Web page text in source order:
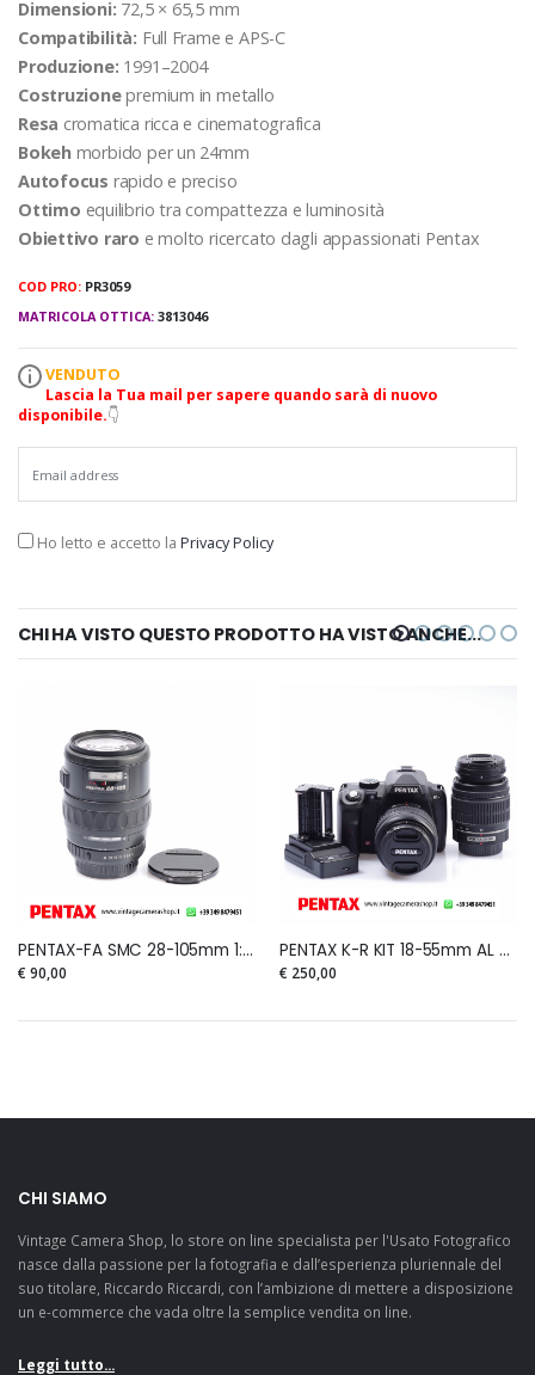
Dimensioni: 72,5 × 65,5 mm
Compatibilità: Full Frame e APS-C
Produzione: 1991–2004
Costruzionepremium in metallo
Resa cromatica ricca e cinematografica
Bokehmorbido per un 24mm
Autofocus rapido e preciso
Ottimo equilibrio tra compattezza e luminosità
Obiettivo raro e molto ricercato dagli appassionati Pentax
COD PRO: PR3059
MATRICOLA OTTICA: 3813046
VENDUTO
Lascia la Tua mail per sapere quando sarà di nuovo
disponibile.👇
Ho letto e accetto la Privacy Policy
CHI HA VISTO QUESTO PRODOTTO HA VISTO ANCHE...
PENTAX-FA SMC 28-105mm 1:4-5,6 (Power Zoom)
€ 90,00
PENTAX K-R KIT 18-55mm AL + 50-200mm ED
€ 250,00
CHI SIAMO
Vintage Camera Shop, lo store on line specialista per l'Usato Fotografico
nasce dalla passione per la fotografia e dall’esperienza pluriennale del
suo titolare, Riccardo Riccardi, con l’ambizione di mettere a disposizione
un e-commerce che vada oltre la semplice vendita on line.
Leggi tutto...